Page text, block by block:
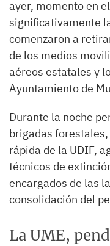
ayer, momento en
significativamente
comenzaron a
de los medios
aéreos estatales y
Ayuntamiento de
Durante la noche
brigadas
rápida de la UDIF,
técnicos de
encargados de las
consolidación del
La UME,